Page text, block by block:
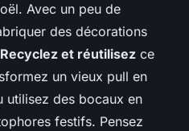
Avec un peu de
des décorations
Recyclez et réutilisez ce
un vieux pull en
utilisez des bocaux en
festifs. Pensez